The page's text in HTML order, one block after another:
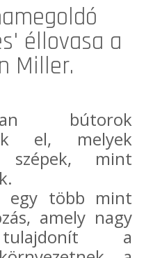
éllovasa a
Miller.
bútorok
el, melyek
szépek, mint
egy több mint
amely nagy
tulajdonít a